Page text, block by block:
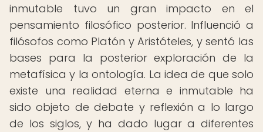
inmutable tuvo un gran impacto en el
pensamiento filosófico posterior. Influenció a
filósofos como Platón y Aristóteles, y sentó las
bases para la posterior exploración de la
metafísica y la ontología. La idea de que solo
existe una realidad eterna e inmutable ha
sido objeto de debate y reflexión a lo largo
de los siglos, y ha dado lugar a diferentes